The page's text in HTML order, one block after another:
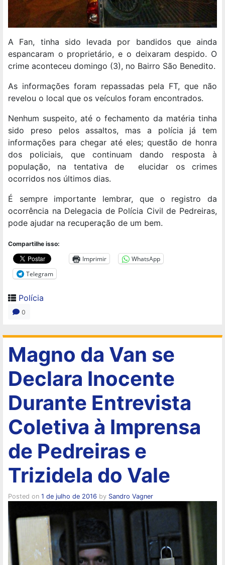
A Fan, tinha sido levada por bandidos que ainda
espancaram o proprietário, e o deixaram despido. O
crime aconteceu domingo (3), no Bairro São Benedito.
As informações foram repassadas pela FT, que não
revelou o local que os veículos foram encontrados.
Nenhum suspeito, até o fechamento da matéria tinha
sido preso pelos assaltos, mas a polícia já tem
informações para chegar até eles; questão de honra
dos policiais, que continuam dando resposta à
população, na tentativa de elucidar os crimes
ocorridos nos últimos dias.
É sempre importante lembrar, que o registro da
ocorrência na Delegacia de Polícia Civil de Pedreiras,
pode ajudar na recuperação de um bem.
Compartilhe isso:
Imprimir
WhatsApp
Telegram
Polícia
0
Magno da Van se
Declara Inocente
Durante Entrevista
Coletiva à Imprensa
de Pedreiras e
Trizidela do Vale
Posted on 1 de julho de 2016 by Sandro Vagner